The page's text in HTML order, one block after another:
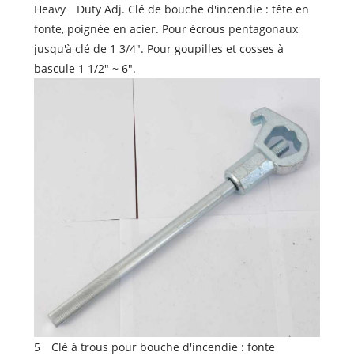
Heavy Duty Adj. Clé de bouche d'incendie : tête en
fonte, poignée en acier. Pour écrous pentagonaux
jusqu'à clé de 1 3/4". Pour goupilles et cosses à
bascule 1 1/2" ~ 6".
5 Clé à trous pour bouche d'incendie : fonte